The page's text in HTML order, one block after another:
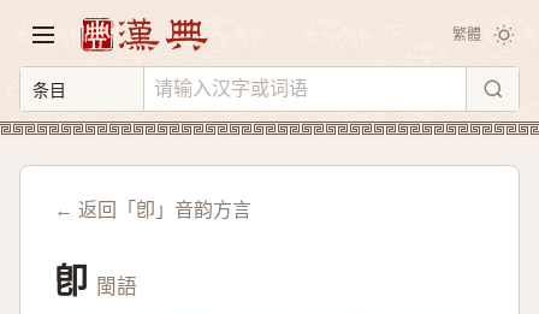
繁體
← 返回「卽」音韵方言
卽 閩語